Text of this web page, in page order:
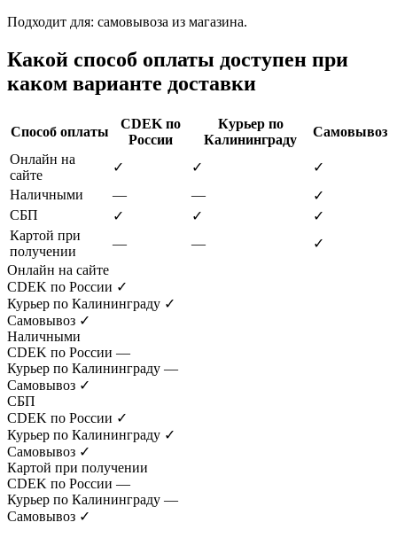
Подходит для: самовывоза из магазина.
Какой способ оплаты доступен при
каком варианте доставки
Способ оплаты
CDEK по
России
Курьер по
Калининграду
Самовывоз
Онлайн на
сайте
✓ ✓
✓
Наличными
— —
✓
СБП
✓ ✓
✓
Картой при
получении
— —
✓
Онлайн на сайте
CDEK по России ✓
Курьер по Калининграду ✓
Самовывоз ✓
Наличными
CDEK по России —
Курьер по Калининграду —
Самовывоз ✓
СБП
CDEK по России ✓
Курьер по Калининграду ✓
Самовывоз ✓
Картой при получении
CDEK по России —
Курьер по Калининграду —
Самовывоз ✓